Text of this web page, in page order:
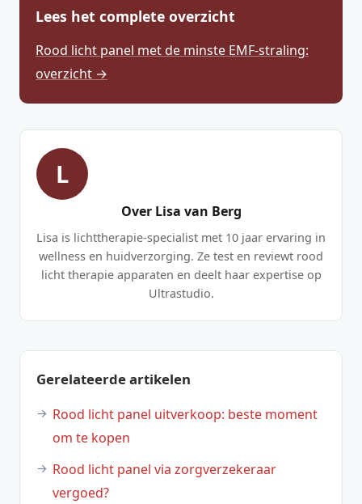
Lees het complete overzicht
Rood licht panel met de minste EMF-straling:
overzicht →
L
Over Lisa van Berg
Lisa is lichttherapie-specialist met 10 jaar ervaring in
wellness en huidverzorging. Ze test en reviewt rood
licht therapie apparaten en deelt haar expertise op
Ultrastudio.
Gerelateerde artikelen
Rood licht panel uitverkoop: beste moment
om te kopen
Rood licht panel via zorgverzekeraar
vergoed?